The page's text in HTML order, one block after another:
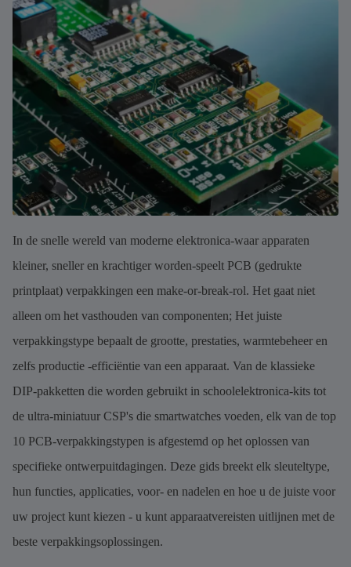
In de snelle wereld van moderne elektronica-waar apparaten
kleiner, sneller en krachtiger worden-speelt PCB (gedrukte
printplaat) verpakkingen een make-or-break-rol. Het gaat niet
alleen om het vasthouden van componenten; Het juiste
verpakkingstype bepaalt de grootte, prestaties, warmtebeheer en
zelfs productie -efficiëntie van een apparaat. Van de klassieke
DIP-pakketten die worden gebruikt in schoolelektronica-kits tot
de ultra-miniatuur CSP's die smartwatches voeden, elk van de top
10 PCB-verpakkingstypen is afgestemd op het oplossen van
specifieke ontwerpuitdagingen. Deze gids breekt elk sleuteltype,
hun functies, applicaties, voor- en nadelen en hoe u de juiste voor
uw project kunt kiezen - u kunt apparaatvereisten uitlijnen met de
beste verpakkingsoplossingen.